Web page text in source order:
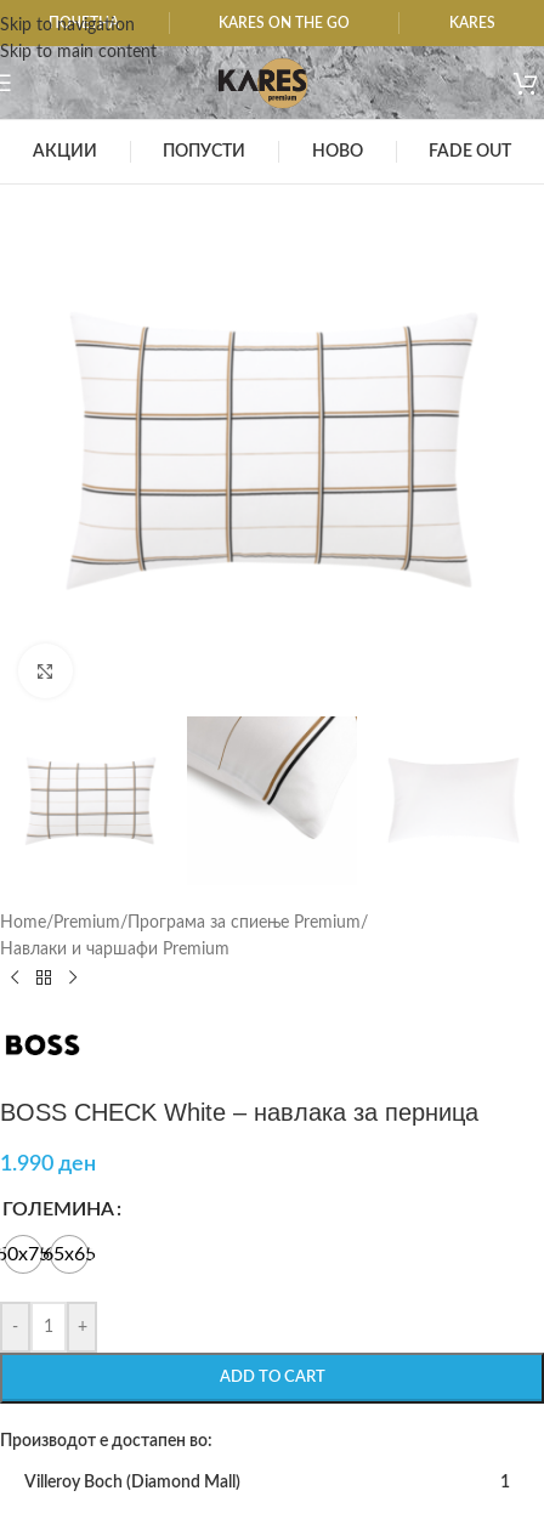
Skip to navigation
Skip to main content
ПОЧЕТНА KARES ON THE GO KARES
АКЦИИ ПОПУСТИ НОВО FADE OUT
Home/ Premium/ Програма за спиење Premium/
Навлаки и чаршафи Premium
BOSS CHECK White – навлака за перница
1.990 ден
ГОЛЕМИНА
65x65
- +
ADD TO CART
Производот е достапен во:
Villeroy Boch (Diamond Mall) 1